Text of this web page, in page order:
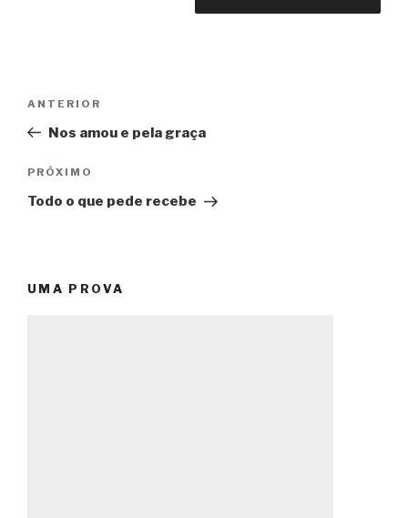
Post
Post
anterior
ANTERIOR
Nos amou e pela graça
Próximo
post
PRÓXIMO
Todo o que pede recebe
UMA PROVA